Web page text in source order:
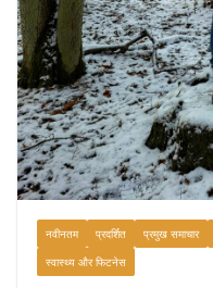
नवीनतम प्रदर्शित प्रमुख समाचार
स्वास्थ्य और फिटनेस